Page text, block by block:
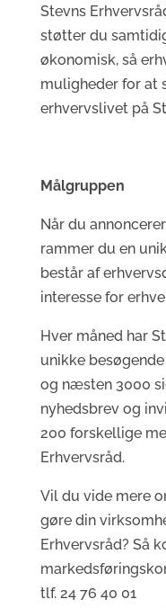
Stevns
støtter du
økonomisk, så
muligheder for at
erhvervslivet på
Målgruppen
Når du
rammer du en
består af
interesse for
Hver måned har
unikke
og næsten 3000
nyhedsbrev og
200 forskellige
Erhvervsråd.
Vil du vide mere
gøre din
Erhvervsråd? Så
tlf. 24 76 40 01